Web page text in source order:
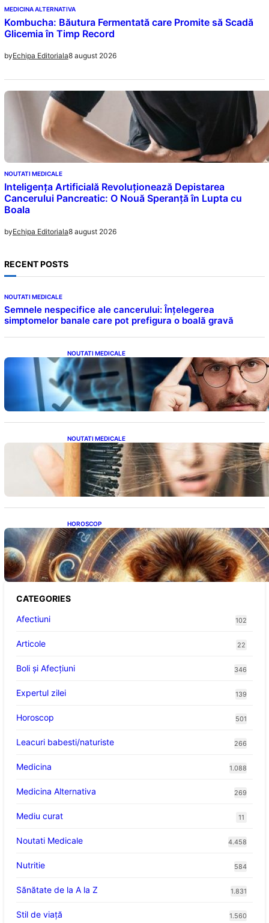
MEDICINA ALTERNATIVA
Kombucha: Băutura Fermentată care Promite să Scadă
Glicemia în Timp Record
byEchipa Editoriala8 august 2026
NOUTATI MEDICALE
Inteligența Artificială Revoluționează Depistarea
Cancerului Pancreatic: O Nouă Speranță în Lupta cu
Boala
byEchipa Editoriala8 august 2026
RECENT POSTS
NOUTATI MEDICALE
Semnele nespecifice ale cancerului: Înțelegerea
simptomelor banale care pot prefigura o boală gravă
NOUTATI MEDICALE
Inteligența dincolo de note: Semnele unui IQ
ridicat care nu țin de școală
NOUTATI MEDICALE
Semnele unei deficiențe de proteine:
Impactul asupra sănătății tale
HOROSCOP
Portalul Leului 8/8: Oportunități de
Abundență pentru Cinci Zodii în 2026
CATEGORIES
Afectiuni
102
Articole 22
Boli și Afecțiuni 346
Expertul zilei 139
Horoscop 501
Leacuri babesti/naturiste 266
Medicina 1.088
Medicina Alternativa 269
Mediu curat 11
Noutati Medicale 4.458
Nutritie 584
Sănătate de la A la Z 1.831
Stil de viaţă 1.560